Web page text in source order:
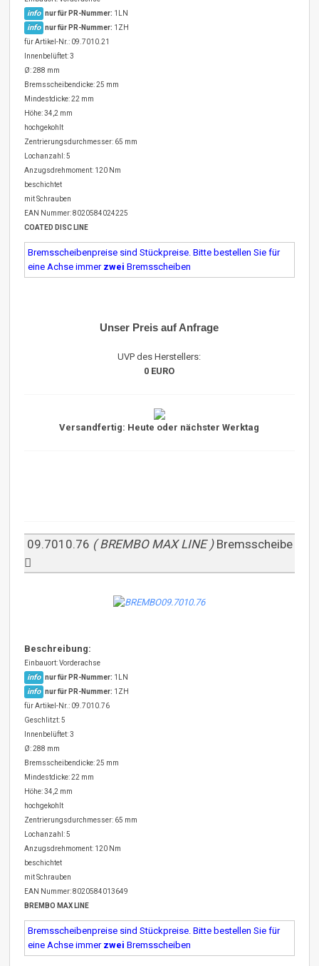
info nur für PR-Nummer: 1LN
info nur für PR-Nummer: 1ZH
für Artikel-Nr.: 09.7010.21
Innenbelüftet: 3
Ø: 288 mm
Bremsscheibendicke: 25 mm
Mindestdicke: 22 mm
Höhe: 34,2 mm
hochgekohlt
Zentrierungsdurchmesser: 65 mm
Lochanzahl: 5
Anzugsdrehmoment: 120 Nm
beschichtet
mit Schrauben
EAN Nummer: 8020584024225
COATED DISC LINE
Bremsscheibenpreise sind Stückpreise. Bitte bestellen Sie für
eine Achse immer zwei Bremsscheiben
Unser Preis auf Anfrage
UVP des Herstellers:
0 EURO
Versandfertig: Heute oder nächster Werktag
09.7010.76 ( BREMBO MAX LINE ) Bremsscheibe
Beschreibung:
Einbauort: Vorderachse
info nur für PR-Nummer: 1LN
info nur für PR-Nummer: 1ZH
für Artikel-Nr.: 09.7010.76
Geschlitzt: 5
Innenbelüftet: 3
Ø: 288 mm
Bremsscheibendicke: 25 mm
Mindestdicke: 22 mm
Höhe: 34,2 mm
hochgekohlt
Zentrierungsdurchmesser: 65 mm
Lochanzahl: 5
Anzugsdrehmoment: 120 Nm
beschichtet
mit Schrauben
EAN Nummer: 8020584013649
BREMBO MAX LINE
Bremsscheibenpreise sind Stückpreise. Bitte bestellen Sie für
eine Achse immer zwei Bremsscheiben